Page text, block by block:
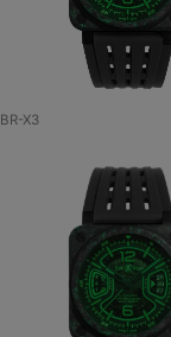
BR-X3